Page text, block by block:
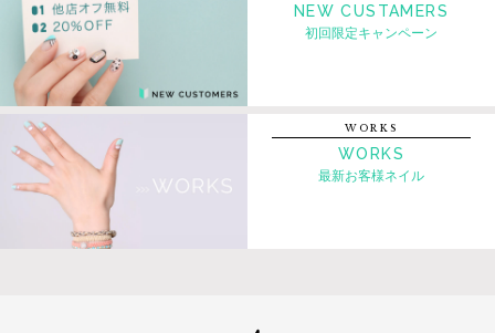
NEW CUSTAMERS
初回限定キャンペーン
WORKS
WORKS
最新お客様ネイル